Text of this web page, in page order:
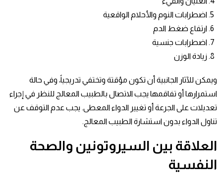
اضطرابات النوم والأحلام الواقعية
ارتفاع ضغط الدم
اضطرابات جنسية
زيادة الوزن
ويمكن للآثار الجانبية أن تكون مؤقتة وتختفي تدريجياً، وفي حالة
استمرارها أو تفاقمها يجب الاتصال بالطبيب المعالج للنظر في إجراء
تعديلات على الجرعة أو تغيير الدواء المعطى. يجب عدم التوقف عن
تناول الدواء بدون استشارة الطبيب المعالج.
العلاقة بين السيروتونين والصحة
النفسية